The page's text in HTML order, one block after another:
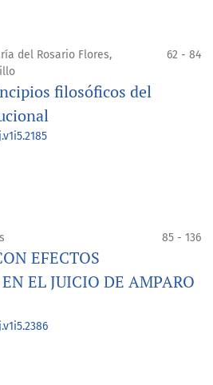
del Rosario Flores,
62 - 84
filosóficos del
85 - 136
EFECTOS
EL JUICIO DE AMPARO